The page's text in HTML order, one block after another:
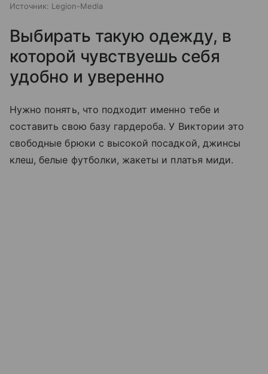
Источник: Legion-Media
Выбирать такую одежду, в
которой чувствуешь себя
удобно и уверенно
Нужно понять, что подходит именно тебе и
составить свою базу гардероба. У Виктории это
свободные брюки с высокой посадкой, джинсы
клеш, белые футболки, жакеты и платья миди.